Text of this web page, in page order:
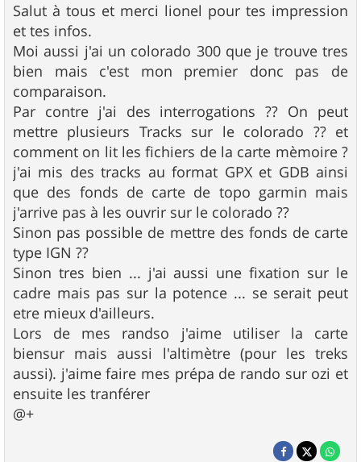
s
s
a
g
e
Salut à tous et merci lionel pour tes impression
et tes infos.
Moi aussi j'ai un colorado 300 que je trouve tres
bien mais c'est mon premier donc pas de
comparaison.
Par contre j'ai des interrogations ?? On peut
mettre plusieurs Tracks sur le colorado ?? et
comment on lit les fichiers de la carte mèmoire ?
j'ai mis des tracks au format GPX et GDB ainsi
que des fonds de carte de topo garmin mais
j'arrive pas à les ouvrir sur le colorado ??
Sinon pas possible de mettre des fonds de carte
type IGN ??
Sinon tres bien ... j'ai aussi une fixation sur le
cadre mais pas sur la potence ... se serait peut
etre mieux d'ailleurs.
Lors de mes randso j'aime utiliser la carte
biensur mais aussi l'altimètre (pour les treks
aussi). j'aime faire mes prépa de rando sur ozi et
ensuite les tranférer
@+